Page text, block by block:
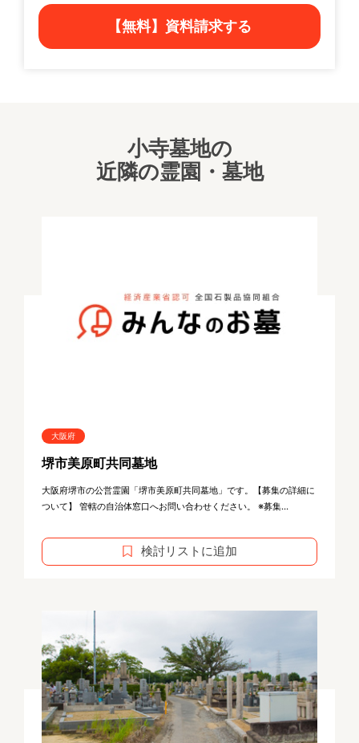
【無料】資料請求する
小寺墓地の
近隣の霊園・墓地
大阪府
堺市美原町共同墓地
大阪府堺市の公営霊園「堺市美原町共同墓地」です。【募集の詳細に
ついて】 管轄の自治体窓口へお問い合わせください。 ※募集...
検討リストに追加